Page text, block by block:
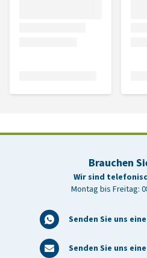
Brauchen
Wir sind
Montag bis Freitag:
Senden Sie uns
Senden Sie uns